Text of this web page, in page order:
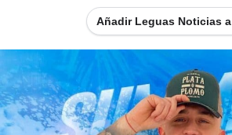
Añadir Leguas Noticias a